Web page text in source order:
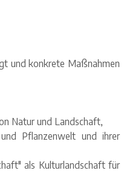
und konkrete Maßnahmen
Natur und Landschaft,
Pflanzenwelt und ihrer
als Kulturlandschaft für